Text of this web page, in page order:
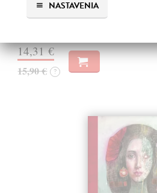
NASTAVENIA
14,31 €
15,90 € ?